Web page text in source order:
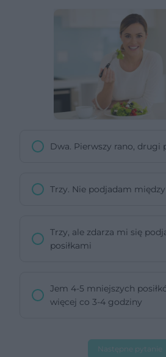
Dwa. Pierwszy rano, drugi
Trzy. Nie podjadam
Trzy, ale zdarza mi się
posiłkami
Jem 4-5 mniejszych
więcej co 3-4 godziny
Następne pytanie